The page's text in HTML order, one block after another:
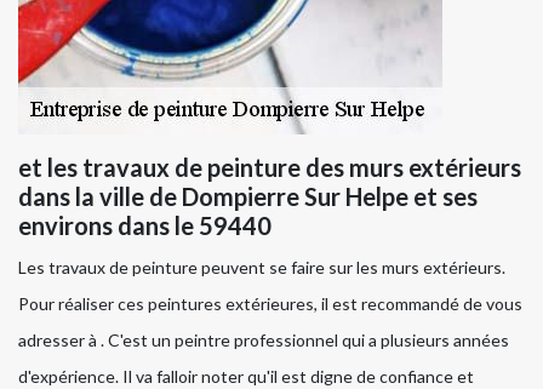
et les travaux de peinture des murs extérieurs
dans la ville de Dompierre Sur Helpe et ses
environs dans le 59440
Les travaux de peinture peuvent se faire sur les murs extérieurs.
Pour réaliser ces peintures extérieures, il est recommandé de vous
adresser à . C'est un peintre professionnel qui a plusieurs années
d'expérience. Il va falloir noter qu'il est digne de confiance et